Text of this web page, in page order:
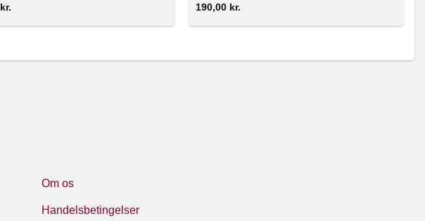
kr. 190,00 kr.
Om os
Handelsbetingelser